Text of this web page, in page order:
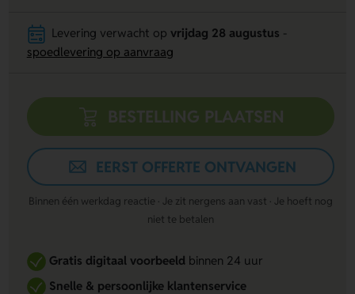
Levering verwacht opvrijdag 28 augustus
spoedlevering op aanvraag
BESTELLING PLAATSEN
EERST OFFERTE ONTVANGEN
Binnen één werkdag reactie · Je zit nergens aan vast · Je hoeft nog
niet te betalen
Gratis digitaal voorbeeldbinnen 24 uur
Snelle & persoonlijke klantenservice